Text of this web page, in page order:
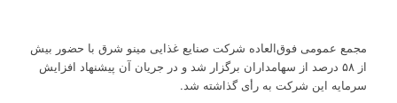
مجمع عمومی فوق‌العاده شرکت صنایع غذایی مینو شرق با حضور بیش
از ۵۸ درصد از سهامداران برگزار شد و در جریان آن پیشنهاد افزایش
سرمایه این شرکت به رأی گذاشته شد.